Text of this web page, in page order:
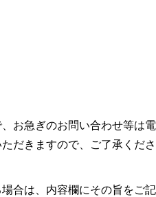
お急ぎのお問い合わせ等は
だきますので、ご了承くださ
合は、内容欄にその旨をご記